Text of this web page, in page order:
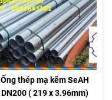
Ống thép mạ kẽm SeAH
DN200 ( 219 x 3.96mm)